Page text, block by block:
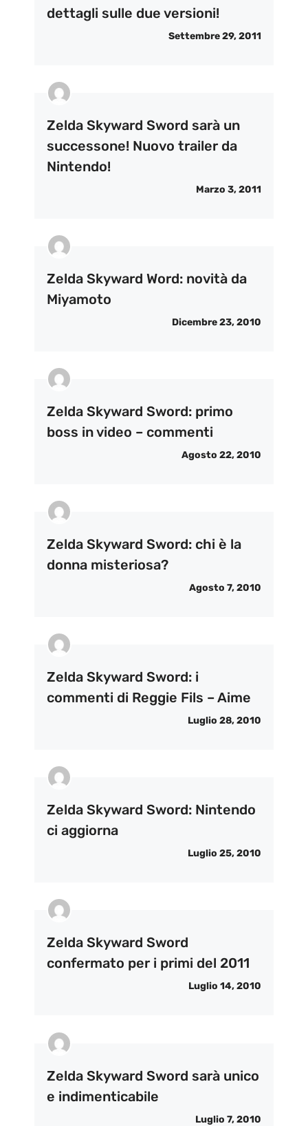
dettagli sulle due versioni!
Settembre 29, 2011
Zelda Skyward Sword sarà un
successone! Nuovo trailer da
Nintendo!
Marzo 3, 2011
Zelda Skyward Word: novità da
Miyamoto
Dicembre 23, 2010
Zelda Skyward Sword: primo
boss in video – commenti
Agosto 22, 2010
Zelda Skyward Sword: chi è la
donna misteriosa?
Agosto 7, 2010
Zelda Skyward Sword: i
commenti di Reggie Fils – Aime
Luglio 28, 2010
Zelda Skyward Sword: Nintendo
ci aggiorna
Luglio 25, 2010
Zelda Skyward Sword
confermato per i primi del 2011
Luglio 14, 2010
Zelda Skyward Sword sarà unico
e indimenticabile
Luglio 7, 2010